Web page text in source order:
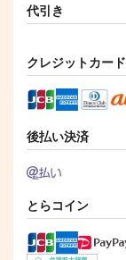
My Only Wish
2,515円（税込）
ディオ×ジョナサン
代引き
クレジットカード
後払い決済
とらコイン